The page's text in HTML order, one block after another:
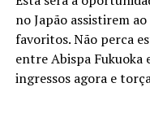
no Japão assistirem
favoritos. Não perca
entre Abispa Fukuoka
ingressos agora e